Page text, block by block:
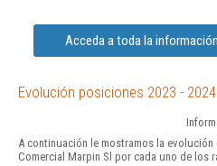
Acceda a toda la
Evolución posiciones 2023 - 2024
A continuación le mostramos la evolución
Comercial Marpin Sl por cada uno de los